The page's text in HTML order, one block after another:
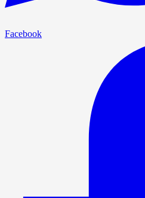
Facebook